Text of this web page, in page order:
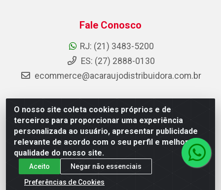
O nosso site coleta cookies próprios e de
terceiros para proporcionar uma experiência
personalizada ao usuário, apresentar publicidade
relevante de acordo com o seu perfil e melhorar a
qualidade do nosso site.
Aceito
Negar não essenciais
Preferências de Cookies
Fale Conosco
RJ: (21) 3483-5200
ES: (27) 2888-0130
ecommerce@acaraujodistribuidora.com.br
AC Araujo Distribuidora - Rua Carneiro de Campos, 42 -
São Cristóvão, Rio de Janeiro/RJ - CEP 20.920-410 -
CNPJ 08.744.753/0003-85